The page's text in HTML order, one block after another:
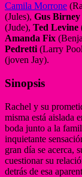
Camila Morrone
(Jules), Gus Birney
(Jude), Ted Levine
Amanda Fix
Pedretti (Larry
(joven Jay).
Sinopsis
Rachel y su
misma está aislada
boda junto a la
inquietante
gran día se acerca,
cuestionar su
detrás de esa